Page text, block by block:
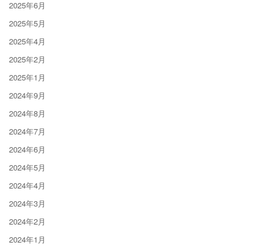
2025年6月
2025年5月
2025年4月
2025年2月
2025年1月
2024年9月
2024年8月
2024年7月
2024年6月
2024年5月
2024年4月
2024年3月
2024年2月
2024年1月